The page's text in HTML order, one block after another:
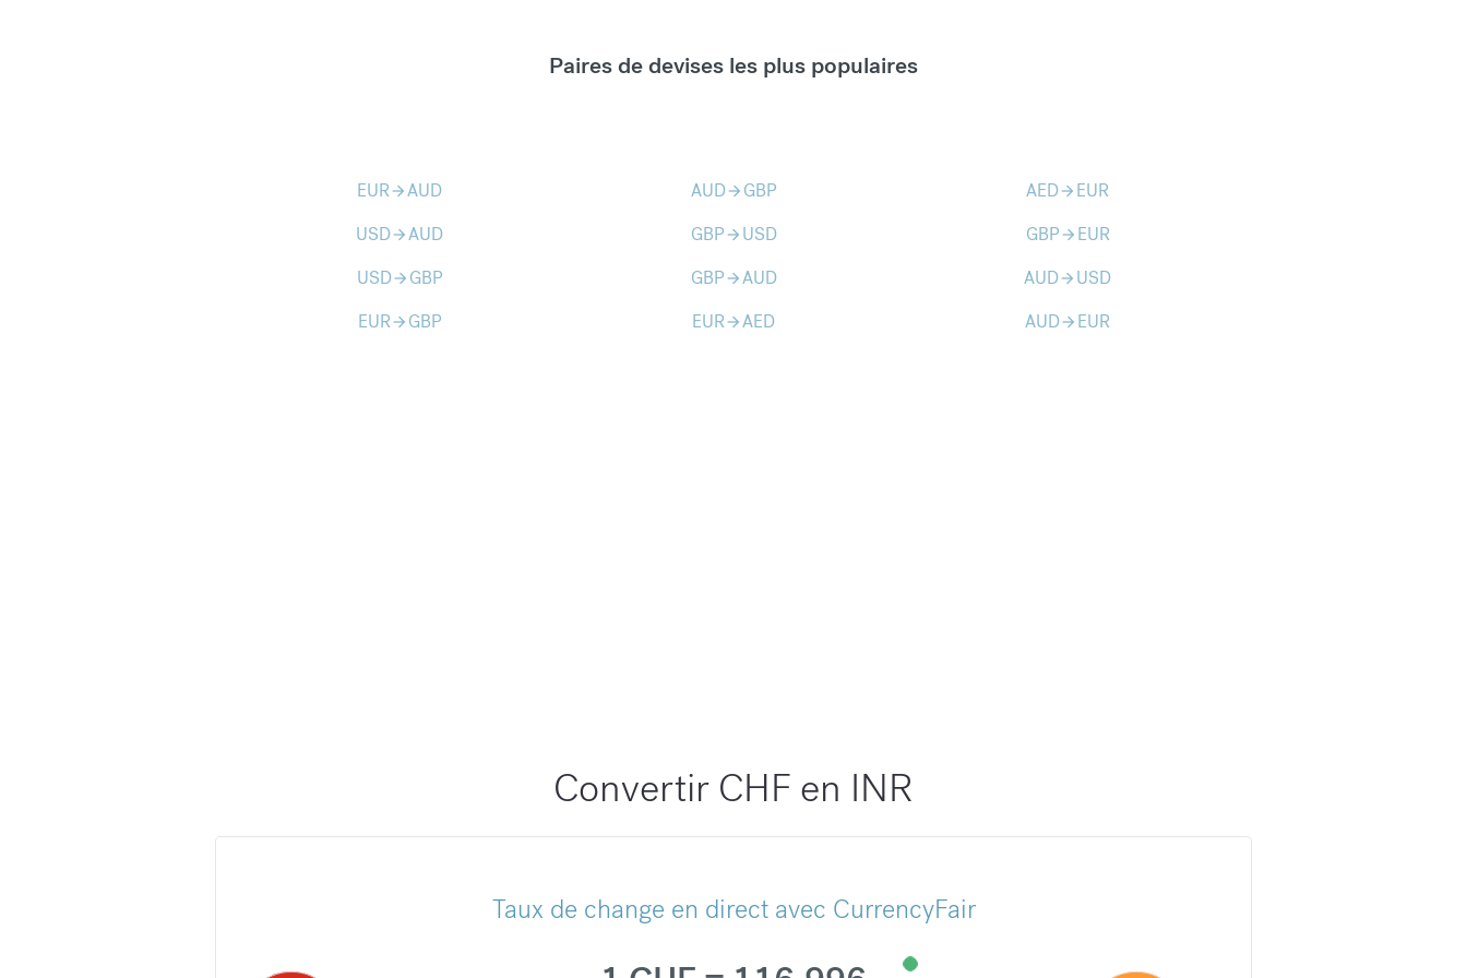
Paires de devises les plus populaires
EURarrow_forwardAUD AUDarrow_forward GBP AEDarrow_forward EUR
USDarrow_forwardAUD GBParrow_forward USD GBParrow_forward EUR
USDarrow_forward GBP GBParrow_forwardAUD AUDarrow_forward USD
EURarrow_forward GBP EURarrow_forwardAED AUDarrow_forward EUR
Convertir CHF en INR
Taux de change en direct avec CurrencyFair